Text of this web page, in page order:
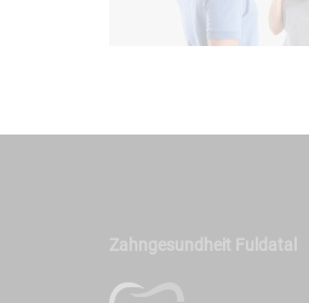
Zahngesundheit Fuldatal